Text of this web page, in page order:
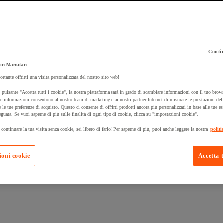
un prodotto:
Manutan Expert
Prodotti in
Manutan
offrirti una visita personalizzata del nostro sito web!
pulsante "Accetta tutti i cookie", la nostra piattaforma sarà in grado di scambiare informazioni con il tuo
informazioni consentono al nostro team di marketing e ai nostri partner Internet di misurare le prestazioni
le tue preferenze di acquisto. Questo ci consente di offrirti prodotti ancora più personalizzati in base alle tue
Se vuoi saperne di più sulle finalità di ogni tipo di cookie, clicca su "impostazioni cookie".
la tua visita senza cookie, sei libero di farlo! Per saperne di più, puoi anche leggere la nostra
Accetta
cookie